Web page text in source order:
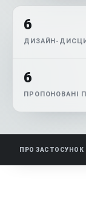
6
ДИЗАЙН-
6
ПРОПОНОВАНІ
ПРО ЗАСТОСУНОК